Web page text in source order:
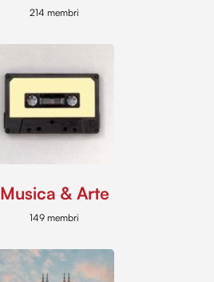
214 membri
Musica & Arte
149 membri